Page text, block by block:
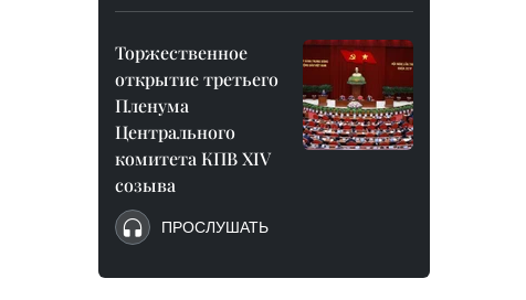
Торжественное
открытие третьего
Пленума
Центрального
комитета КПВ XIV
созыва
ПРОСЛУШАТЬ